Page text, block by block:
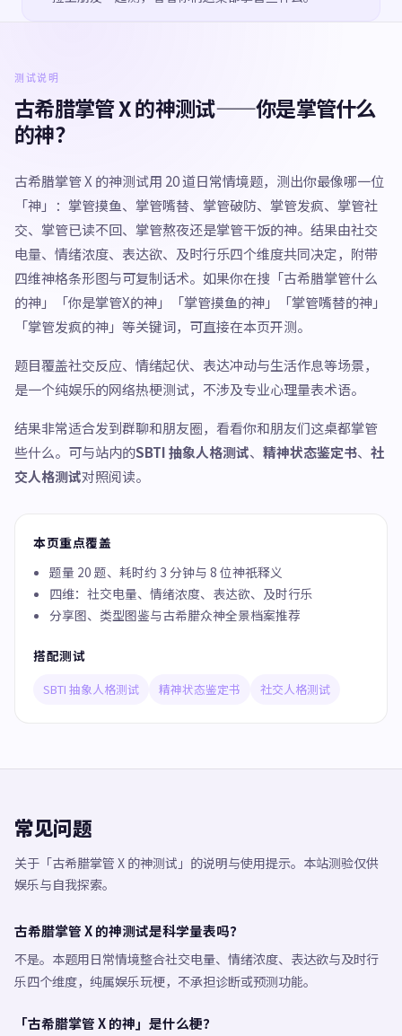
测试说明
古希腊掌管 X 的神测试——你是掌管什么
的神？
古希腊掌管 X 的神测试用 20 道日常情境题，测出你最像哪一位
「神」：掌管摸鱼、掌管嘴替、掌管破防、掌管发疯、掌管社
交、掌管已读不回、掌管熬夜还是掌管干饭的神。结果由社交
电量、情绪浓度、表达欲、及时行乐四个维度共同决定，附带
四维神格条形图与可复制话术。如果你在搜「古希腊掌管什么
的神」「你是掌管X的神」「掌管摸鱼的神」「掌管嘴替的神」
「掌管发疯的神」等关键词，可直接在本页开测。
题目覆盖社交反应、情绪起伏、表达冲动与生活作息等场景，
是一个纯娱乐的网络热梗测试，不涉及专业心理量表术语。
结果非常适合发到群聊和朋友圈，看看你和朋友们这桌都掌管
些什么。可与站内的SBTI 抽象人格测试、 精神状态鉴定书、 社
交人格测试对照阅读。
本页重点覆盖
题量 20 题、耗时约 3 分钟与 8 位神祇释义
四维：社交电量、情绪浓度、表达欲、及时行乐
分享图、类型图鉴与古希腊众神全景档案推荐
搭配测试
SBTI 抽象人格测试 精神状态鉴定书 社交人格测试
常见问题
关于「古希腊掌管 X 的神测试」的说明与使用提示。本站测验仅供
娱乐与自我探索。
古希腊掌管 X 的神测试是科学量表吗？
不是。本题用日常情境整合社交电量、情绪浓度、表达欲与及时行
乐四个维度，纯属娱乐玩梗，不承担诊断或预测功能。
「古希腊掌管 X 的神」是什么梗？